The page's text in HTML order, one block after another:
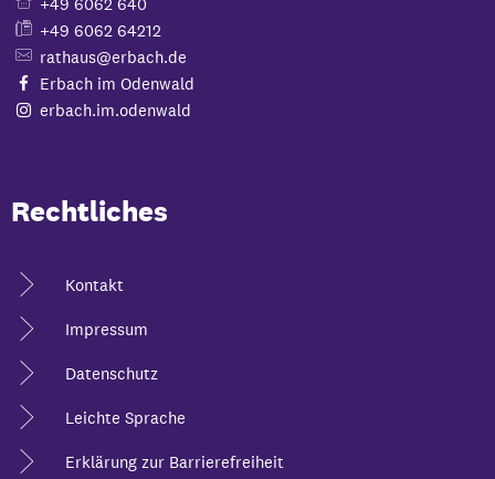
+49 6062 64212
rathaus@erbach.de
Erbach im Odenwald
erbach.im.odenwald
Rechtliches
Kontakt
Impressum
Datenschutz
Leichte Sprache
Erklärung zur Barrierefreiheit